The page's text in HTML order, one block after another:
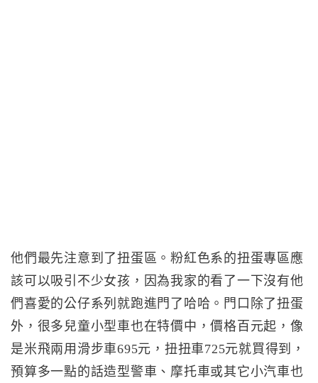
他們最先注意到了扭蛋區。粉紅色系的扭蛋專區應
該可以吸引不少女孩，因為我家的看了一下沒有他
們喜愛的公仔系列就跑進門了哈哈。門口除了扭蛋
外，很多兒童小型車也在特價中，價格百元起，像
是米飛兩用滑步車695元，扭扭車725元就買得到，
預算多一點的話造型警車、摩托車或其它小汽車也